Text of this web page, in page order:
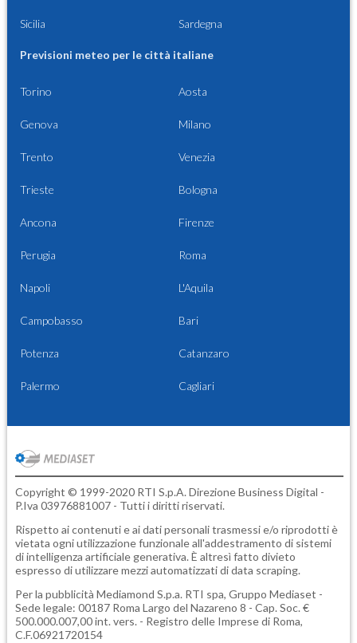
Sicilia Sardegna
Previsioni meteo per le città italiane
Torino Aosta
Genova Milano
Trento Venezia
Trieste Bologna
Ancona Firenze
Perugia Roma
Napoli L'Aquila
Campobasso Bari
Potenza Catanzaro
Palermo Cagliari
Copyright © 1999-2020 RTI S.p.A. Direzione Business Digital -
P.Iva 03976881007 - Tutti i diritti riservati.
Rispetto ai contenuti e ai dati personali trasmessi e/o riprodotti è
vietata ogni utilizzazione funzionale all'addestramento di sistemi
di intelligenza artificiale generativa. È altresì fatto divieto
espresso di utilizzare mezzi automatizzati di data scraping.
Per la pubblicità Mediamond S.p.a. RTI spa, Gruppo Mediaset -
Sede legale: 00187 Roma Largo del Nazareno 8 - Cap. Soc. €
500.000.007,00 int. vers. - Registro delle Imprese di Roma,
C.F.06921720154